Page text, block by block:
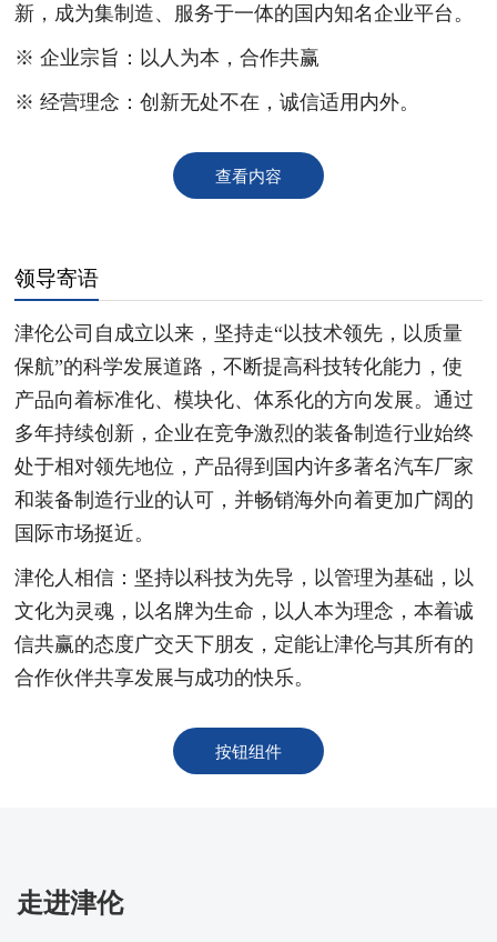
新，成为集制造、服务于一体的国内知名企业平台。
※ 企业宗旨：以人为本，合作共赢
※ 经营理念：创新无处不在，诚信适用内外。
查看内容
领导寄语
津伦公司自成立以来，坚持走“以技术领先，以质量
保航”的科学发展道路，不断提高科技转化能力，使
产品向着标准化、模块化、体系化的方向发展。通过
多年持续创新，企业在竞争激烈的装备制造行业始终
处于相对领先地位，产品得到国内许多著名汽车厂家
和装备制造行业的认可，并畅销海外向着更加广阔的
国际市场挺近。
津伦人相信：坚持以科技为先导，以管理为基础，以
文化为灵魂，以名牌为生命，以人本为理念，本着诚
信共赢的态度广交天下朋友，定能让津伦与其所有的
合作伙伴共享发展与成功的快乐。
按钮组件
走进津伦